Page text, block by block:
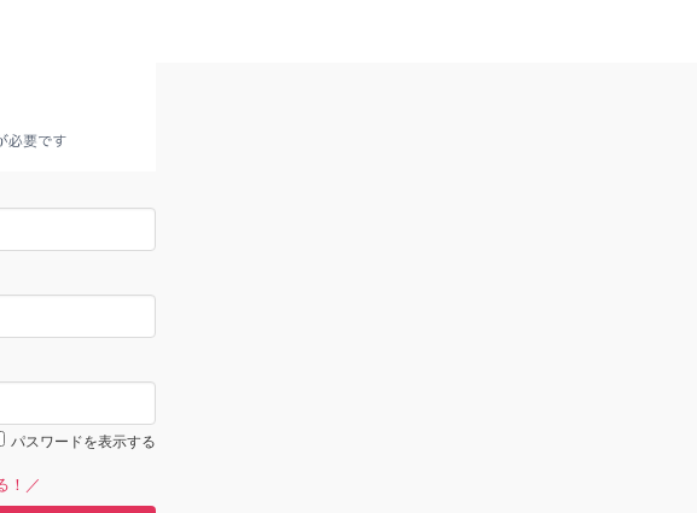
パスワードを表示する
！／